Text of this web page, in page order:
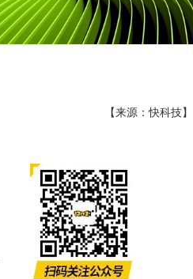
【来源：快科技】